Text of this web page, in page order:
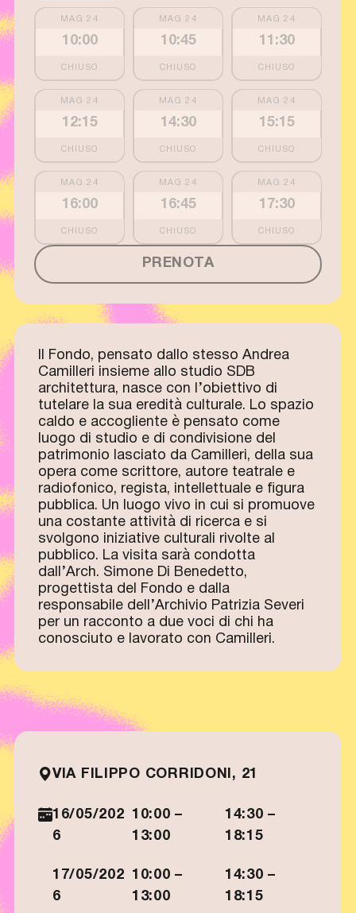
MAG 24
10:00
MAG 24
10:45
MAG 24
11:30
MAG 24
12:15
MAG 24
14:30
MAG 24
15:15
MAG 24
16:00
MAG 24
16:45
MAG 24
17:30
PRENOTA
Il Fondo, pensato dallo stesso Andrea
Camilleri insieme allo studio SDB
architettura, nasce con l’obiettivo di
tutelare la sua eredità culturale. Lo spazio
caldo e accogliente è pensato come
luogo di studio e di condivisione del
patrimonio lasciato da Camilleri, della sua
opera come scrittore, autore teatrale e
radiofonico, regista, intellettuale e figura
pubblica. Un luogo vivo in cui si promuove
una costante attività di ricerca e si
svolgono iniziative culturali rivolte al
pubblico. La visita sarà condotta
dall’Arch. Simone Di Benedetto,
progettista del Fondo e dalla
responsabile dell’Archivio Patrizia Severi
per un racconto a due voci di chi ha
conosciuto e lavorato con Camilleri.
VIA FILIPPO CORRIDONI, 21
16/05/202
6
10:00 –
13:00
14:30 –
18:15
17/05/202
6
10:00 –
13:00
14:30 –
18:15